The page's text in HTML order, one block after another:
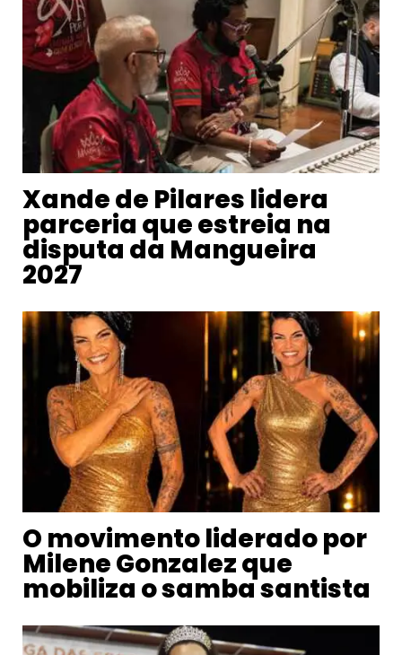
Xande de Pilares lidera
parceria que estreia na
disputa da Mangueira
2027
O movimento liderado por
Milene Gonzalez que
mobiliza o samba santista